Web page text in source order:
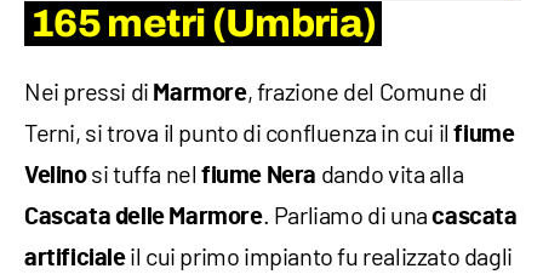
165 metri (Umbria)
Nei pressi di Marmore, frazione del Comune di
Terni, si trova il punto di confluenza in cui ilfiume
Velinosi tuffa nelfiume Nera dando vita alla
Cascata delle Marmore. Parliamo di unacascata
artificialeil cui primo impianto fu realizzato dagli